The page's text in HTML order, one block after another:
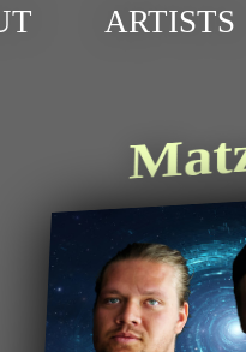
ARTISTS